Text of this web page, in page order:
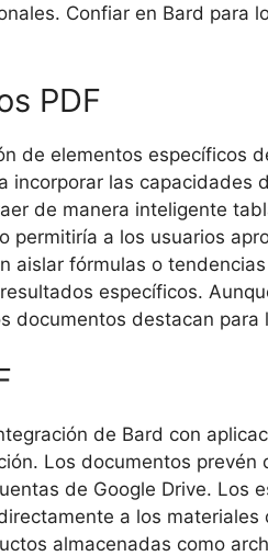
Confiar en Bard para
PDF
de elementos específicos
las capacidades
de manera inteligente
a los usuarios
aislar fórmulas o
específicos.
documentos destacan para
de Bard con
Los documentos prevén
de Google Drive. Los
a los materiales
almacenadas como